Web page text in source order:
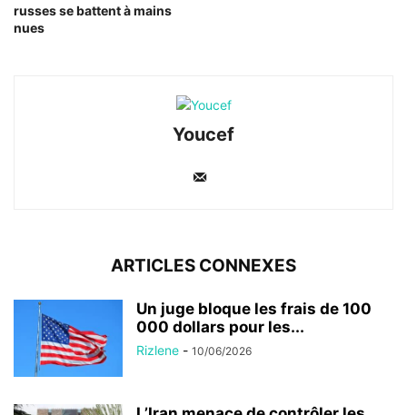
russes se battent à mains
nues
Youcef
ARTICLES CONNEXES
Un juge bloque les frais de 100
000 dollars pour les...
Rizlene - 10/06/2026